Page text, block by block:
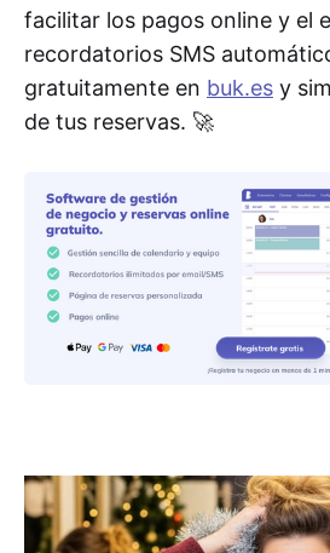
facilitar los pagos online y el
recordatorios SMS
gratuitamente en buk.es y
de tus reservas. 🚀